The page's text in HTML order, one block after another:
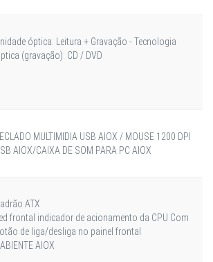
óptica: Leitura + Gravação - Tecnologia
(gravação): CD / DVD
MULTIMIDIA USB AIOX / MOUSE 1200 DPI
AIOX/CAIXA DE SOM PARA PC AIOX
ATX
frontal indicador de acionamento da CPU Com
de liga/desliga no painel frontal
AIOX